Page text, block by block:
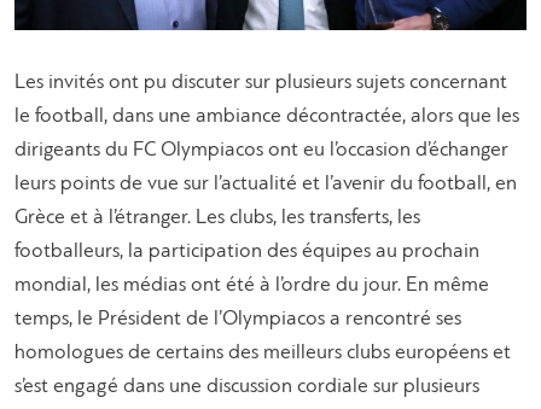
Les invités ont pu discuter sur plusieurs sujets concernant
le football, dans une ambiance décontractée, alors que les
dirigeants du FC Olympiacos ont eu l’occasion d’échanger
leurs points de vue sur l’actualité et l’avenir du football, en
Grèce et à l’étranger. Les clubs, les transferts, les
footballeurs, la participation des équipes au prochain
mondial, les médias ont été à l’ordre du jour. En même
temps, le Président de l’Olympiacos a rencontré ses
homologues de certains des meilleurs clubs européens et
s’est engagé dans une discussion cordiale sur plusieurs